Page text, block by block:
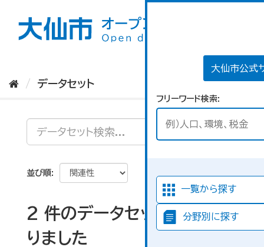
大仙市公式
フリーワード検索
一覧から探す
分野別に探す
データセット
並び順
2 件のデータセットが見つか
りました